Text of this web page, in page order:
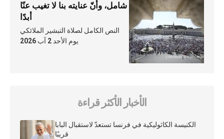
شامل، وأنّ عنايته بنا لا تغيب عنّا
أبدًا
النص الكامل لصلاة التبشير الملائكي
يوم الأحد 2 آب 2026
الأخبار الأكثر قراءة
الكنيسة الكاثوليكية في فرنسا تستعدّ لاستقبال البابا
قريبًا